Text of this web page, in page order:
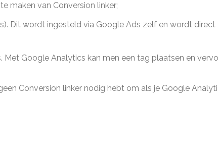
maken van Conversion linker;
Dit wordt ingesteld via Google Ads zelf en wordt direct
Met Google Analytics kan men een tag plaatsen en
Conversion linker nodig hebt om als je Google